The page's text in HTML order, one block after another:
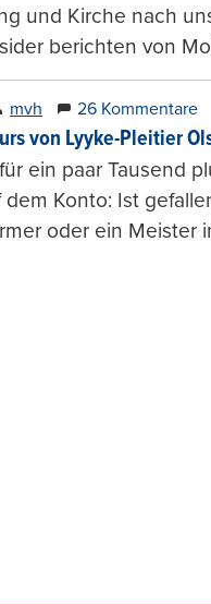
und Kirche nach
berichten von
mvh 26 Kommentare
von Lyyke-Pleitier
ein paar Tausend
dem Konto: Ist
oder ein Meister